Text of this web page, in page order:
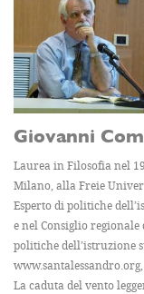
Giovanni
Laurea in Filosofia nel
Milano, alla Freie
Esperto di politiche
e nel Consiglio
politiche dell’istruzione
La caduta del vento